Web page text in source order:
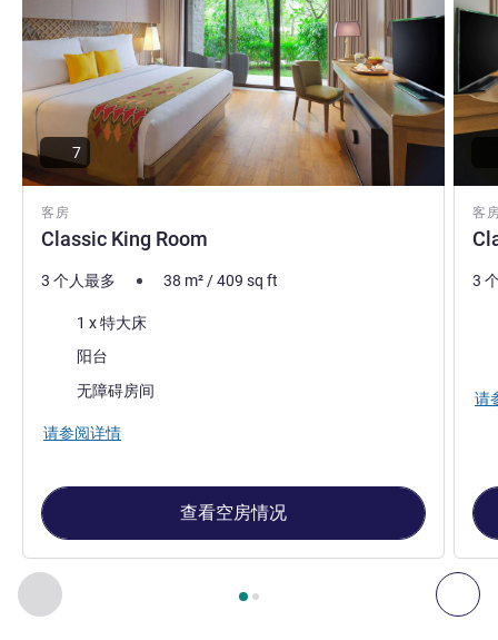
上一个 - 客房 下
第 页，共 , 客房 1 : Classic King Room , 客房 2 :
客房
Classic King Room
7
3 个人最多 38 m²/409 sq ft
床上用品1 x 特大床
大部分的住宿:
阳台
无障碍房间
请参阅详情
查看空房情况
客
3
请